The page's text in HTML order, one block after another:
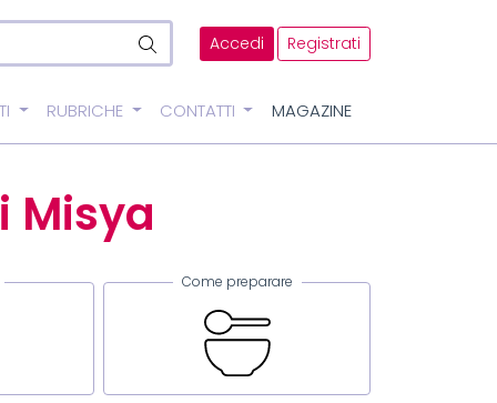
Accedi Registrati
RUBRICHE CONTATTI MAGAZINE
Misya
Come preparare